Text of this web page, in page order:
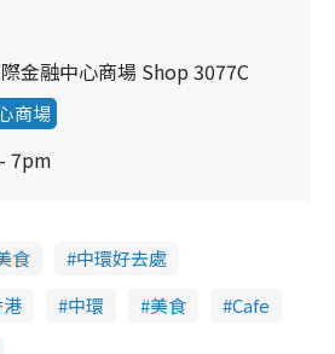
金融中心商場 Shop 3077C
商場
7pm
食
中環好去處
中環 美食
Cafe